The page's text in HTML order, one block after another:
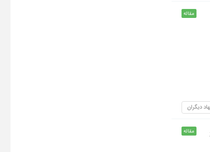
مقاله
دیگران
مقاله